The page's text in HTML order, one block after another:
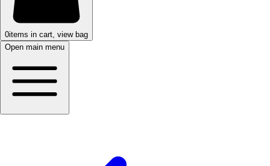
0items in cart, view bag
Open main menu